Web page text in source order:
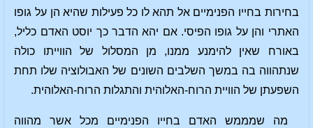
בחירות בחייו הפנימיים אל תהא לו כל פעילות שהיא הן על גופו
האתרי והן על גופו הפיסי. אם יהא הדבר כך יוסט האדם כליל,
באורח שאין להימנע ממנו, מן המסלול של הווייתו כולה
שנתהווה בה במשך השלבים השונים של האבולוציה שלו תחת
השפעתן של הוויית הרוח-האלוהית והתגלות הרוח-האלוהית.
מה שמממש האדם בחייו הפנימיים מכל אשר מהווה